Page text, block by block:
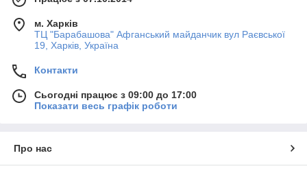
м. Харків
ТЦ "Барабашова" Афганський майданчик вул Раєвської
19, Харків, Україна
Контакти
Сьогодні працює з 09:00 до 17:00
Показати весь графік роботи
Про нас